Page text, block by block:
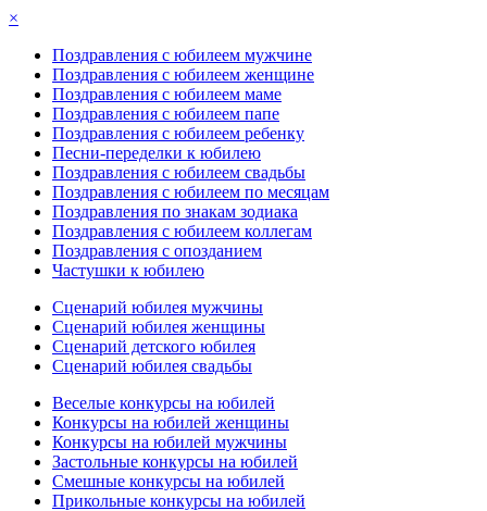
×
Поздравления с юбилеем мужчине
Поздравления с юбилеем женщине
Поздравления с юбилеем маме
Поздравления с юбилеем папе
Поздравления с юбилеем ребенку
Песни-переделки к юбилею
Поздравления с юбилеем свадьбы
Поздравления с юбилеем по месяцам
Поздравления по знакам зодиака
Поздравления с юбилеем коллегам
Поздравления с опозданием
Частушки к юбилею
Сценарий юбилея мужчины
Сценарий юбилея женщины
Сценарий детского юбилея
Сценарий юбилея свадьбы
Веселые конкурсы на юбилей
Конкурсы на юбилей женщины
Конкурсы на юбилей мужчины
Застольные конкурсы на юбилей
Смешные конкурсы на юбилей
Прикольные конкурсы на юбилей